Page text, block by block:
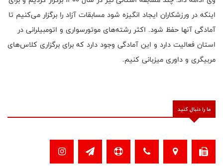
اینکه در ورزشکاران ایجاد انگیزه شود مسابقات آزاد را برگزار می‌کنیم تا
آمادگی آنها حفظ شود. اکثر رشته‌های موتورسواری و اتومبیلرانی در
استان فعالیت دارد و این آمادگی وجود دارد که برای برگزاری کلاس‌های
مربیگری و داوری میزبانی کنیم.
ما را دنبال کنید